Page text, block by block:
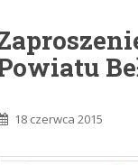
18 czerwca 2015